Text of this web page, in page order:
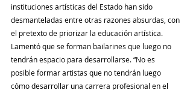
instituciones artísticas del Estado han sido
desmanteladas entre otras razones absurdas, con
el pretexto de priorizar la educación artística.
Lamentó que se forman bailarines que luego no
tendrán espacio para desarrollarse. “No es
posible formar artistas que no tendrán luego
cómo desarrollar una carrera profesional en el